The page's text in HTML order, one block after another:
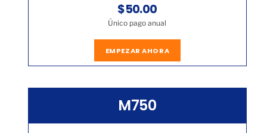
$50.00
Único pago anual
EMPEZAR AHORA
M750